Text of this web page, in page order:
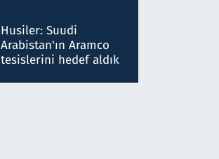
talimat verdi, ben
gönderdim
Husiler: Suudi
Arabistan'ın Aramco
tesislerini hedef aldık